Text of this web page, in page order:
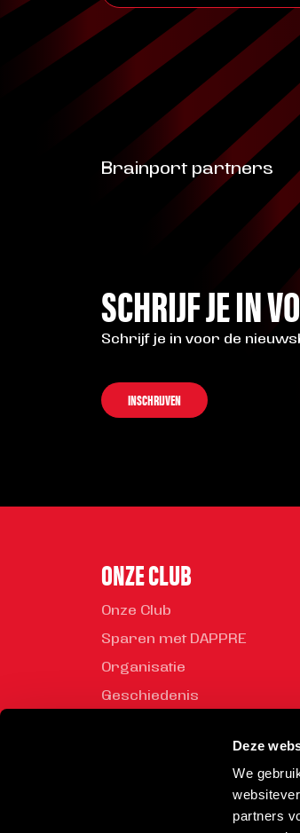
Deze
We
partners
Brainport partners
SCHRIJF JE IN
Schrijf je in voor de
INSCHRIJVEN
ONZE CLUB
Onze Club
Sparen met DAPPRE
Organisatie
Geschiedenis
Vrijwilliger worden